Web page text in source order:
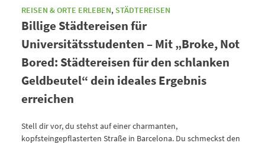
REISEN & ORTE ERLEBEN, STÄDTEREISEN
Billige Städtereisen für
Universitätsstudenten – Mit „Broke, Not
Bored: Städtereisen für den schlanken
Geldbeutel“ dein ideales Ergebnis
erreichen
Stell dir vor, du stehst auf einer charmanten,
kopfsteingepflasterten Straße in Barcelona. Du schmeckst den